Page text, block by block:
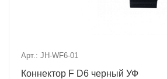
Арт.: JH-WF6-01
Коннектор F D6 черный УФ